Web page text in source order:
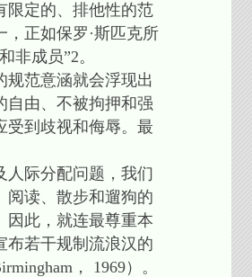
限定的、排他性的范
正如保罗·斯匹克所
成员”2。
范意涵就会浮现出
自由、不被拘押和强
受到歧视和侮辱。最
际分配问题，我们
阅读、散步和遛狗的
因此，就连最尊重本
布若干规制流浪汉的
， 1969）。